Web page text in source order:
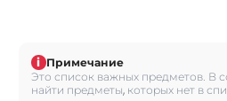
i Примечание
Это список важных предметов. В
найти предметы, которых нет в